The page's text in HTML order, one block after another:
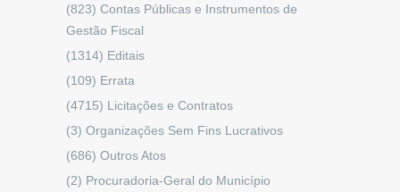
(823) Contas Públicas e Instrumentos de
Gestão Fiscal
(1314) Editais
(109) Errata
(4715) Licitações e Contratos
(3) Organizações Sem Fins Lucrativos
(686) Outros Atos
(2) Procuradoria-Geral do Município